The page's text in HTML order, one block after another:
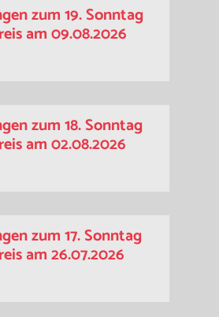
zum 19. Sonntag
am 09.08.2026
zum 18. Sonntag
am 02.08.2026
zum 17. Sonntag
am 26.07.2026